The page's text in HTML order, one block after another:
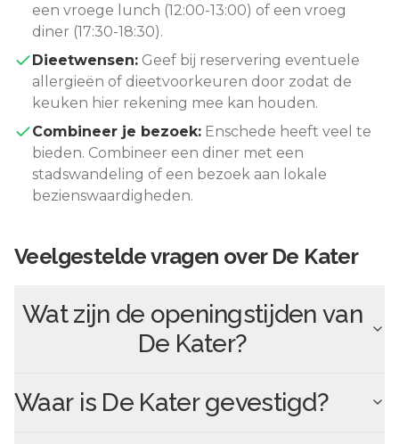
een vroege lunch (12:00-13:00) of een vroeg
diner (17:30-18:30).
Dieetwensen: Geef bij reservering eventuele
allergieën of dieetvoorkeuren door zodat de
keuken hier rekening mee kan houden.
Combineer je bezoek: Enschede heeft veel te
bieden. Combineer een diner met een
stadswandeling of een bezoek aan lokale
bezienswaardigheden.
Veelgestelde vragen over De Kater
Wat zijn de openingstijden van
De Kater?
Waar is De Katergevestigd?